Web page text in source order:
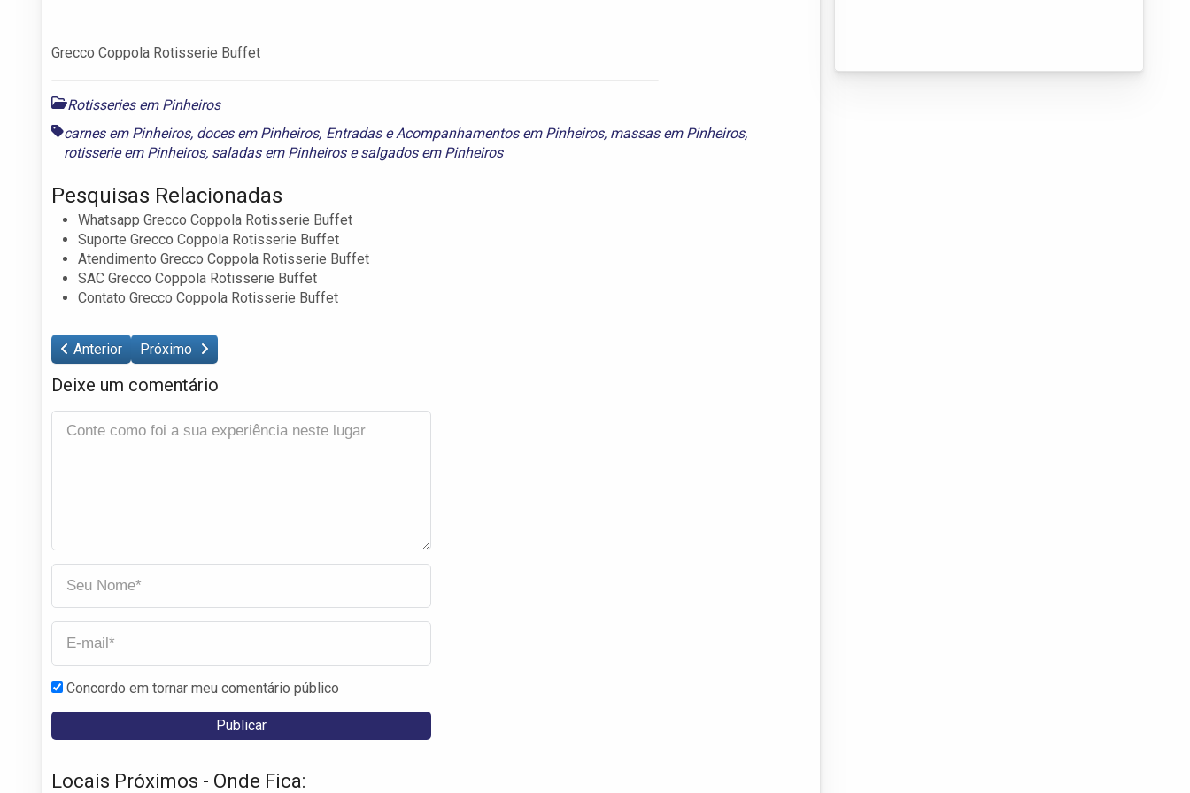
Grecco Coppola Rotisserie Buffet
Rotisseries em Pinheiros
carnes em Pinheiros, doces em Pinheiros, Entradas e Acompanhamentos em Pinheiros, massas em Pinheiros,
rotisserie em Pinheiros, saladas em Pinheirosesalgados em Pinheiros
Pesquisas Relacionadas
Whatsapp Grecco Coppola Rotisserie Buffet
Suporte Grecco Coppola Rotisserie Buffet
Atendimento Grecco Coppola Rotisserie Buffet
SAC Grecco Coppola Rotisserie Buffet
Contato Grecco Coppola Rotisserie Buffet
Anterior Próximo
Deixe um comentário
Concordo em tornar meu comentário público
Locais Próximos - Onde Fica: